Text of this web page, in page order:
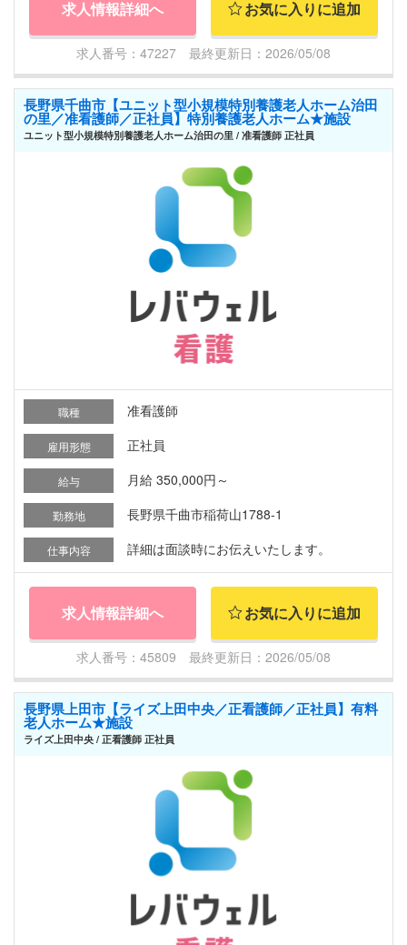
求人情報詳細へ お気に入りに追加
求人番号：47227 最終更新日：2026/05/08
長野県千曲市【ユニット型小規模特別養護老人ホーム治田
の里／准看護師／正社員】特別養護老人ホーム★施設
ユニット型小規模特別養護老人ホーム治田の里 / 准看護師 正社員
職種 准看護師
雇用形態 正社員
給与 月給 350,000円～
勤務地 長野県千曲市稲荷山1788-1
仕事内容 詳細は面談時にお伝えいたします。
求人情報詳細へ お気に入りに追加
求人番号：45809 最終更新日：2026/05/08
長野県上田市【ライズ上田中央／正看護師／正社員】有料
老人ホーム★施設
ライズ上田中央 / 正看護師 正社員